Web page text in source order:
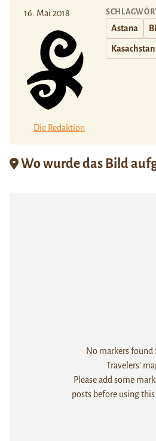
16. Mai 2018
Die Redaktion
Astana
Kasachstan
Wo wurde das Bild
No markers found
Travelers'
Please add some
posts before using this